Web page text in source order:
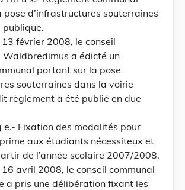
d’infrastructures souterraines
publique.
13 février 2008, le conseil
Waldbredimus a édicté un
portant sur la pose
souterraines dans la voirie
règlement a été publié en due
e.- Fixation des modalités pour
prime aux étudiants nécessiteux et
de l’année scolaire 2007/2008.
16 avril 2008, le conseil communal
a pris une délibération fixant les